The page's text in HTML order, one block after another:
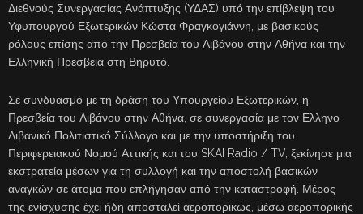
Διεθνούς Συνεργασίας Ανάπτυξης (ΥΔΑΣ) υπό την επίβλεψη του
Υφυπουργού Εξωτερικών Κώστα Φραγκογιάννη, με βασικούς
ρόλους επίσης από την Πρεσβεία του Λιβάνου στην Αθήνα και την
Ελληνική Πρεσβεία στη Βηρυτό.
Σε συνδυασμό με τη δράση του Υπουργείου Εξωτερικών, η
Πρεσβεία του Λιβάνου στην Αθήνα, σε συνεργασία με τον Ελληνο-
Λιβανικό Πολιτιστικό Σύλλογο και με την υποστήριξη του
Περιφερειακού Νομού Αττικής και του SKAI Radio / TV, ξεκίνησε μια
εκστρατεία μέσων για τη συλλογή και την αποστολή βασικών
αναγκών σε άτομα που επλήγησαν από την καταστροφή. Μέρος
της ενίσχυσης έχει ήδη αποσταλεί αεροπορικώς, μέσω αεροπορικής